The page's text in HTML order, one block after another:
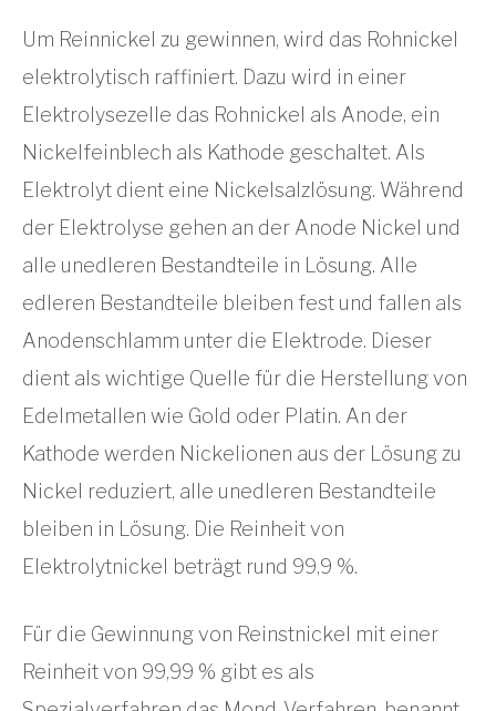
Um Reinnickel zu gewinnen, wird das Rohnickel
elektrolytisch raffiniert. Dazu wird in einer
Elektrolysezelle das Rohnickel als Anode, ein
Nickelfeinblech als Kathode geschaltet. Als
Elektrolyt dient eine Nickelsalzlösung. Während
der Elektrolyse gehen an der Anode Nickel und
alle unedleren Bestandteile in Lösung. Alle
edleren Bestandteile bleiben fest und fallen als
Anodenschlamm unter die Elektrode. Dieser
dient als wichtige Quelle für die Herstellung von
Edelmetallen wie Gold oder Platin. An der
Kathode werden Nickelionen aus der Lösung zu
Nickel reduziert, alle unedleren Bestandteile
bleiben in Lösung. Die Reinheit von
Elektrolytnickel beträgt rund 99,9 %.
Für die Gewinnung von Reinstnickel mit einer
Reinheit von 99,99 % gibt es als